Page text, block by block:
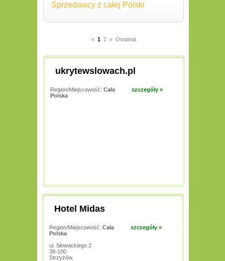
Sprzedawcy z całej Polski
« 1 2 » Ostatnia
ukrytewslowach.pl
szczegóły »
Region/Miejscowość: Cała
Polska
Hotel Midas
szczegóły »
Region/Miejscowość: Cała
Polska
ul. Słowackiego 2
38-100
Strzyżów,